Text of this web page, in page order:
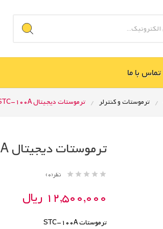
تماس با ما
ترموستات و کنترلر ترموستات دیجیتال STC-100A
ترموستات دیجیتال STC-100A




 نظر(0)
12,500,000 ریال
ترموستات STC-100A